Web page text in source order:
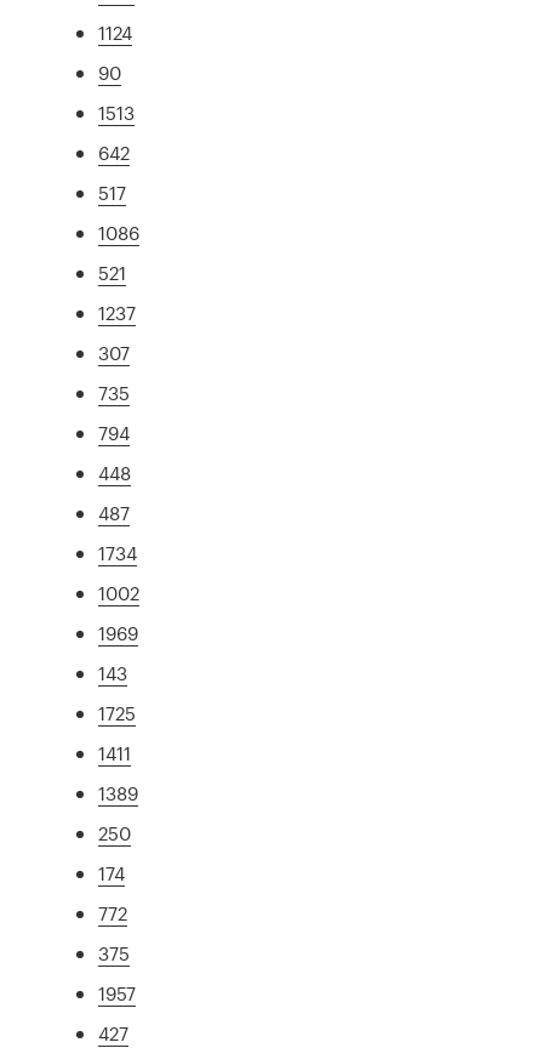
1124
90
1513
642
517
1086
521
1237
307
735
794
448
487
1734
1002
1969
143
1725
1411
1389
250
174
772
375
1957
427